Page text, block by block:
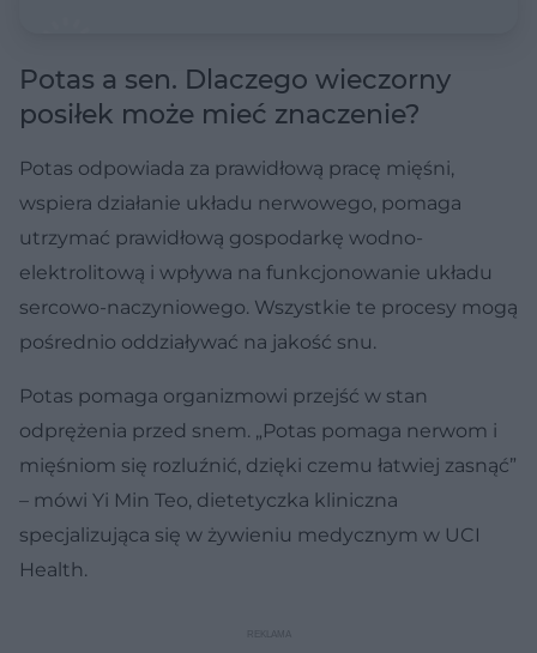
Potas a sen. Dlaczego wieczorny
posiłek może mieć znaczenie?
Potas odpowiada za prawidłową pracę mięśni,
wspiera działanie układu nerwowego, pomaga
utrzymać prawidłową gospodarkę wodno-
elektrolitową i wpływa na funkcjonowanie układu
sercowo-naczyniowego. Wszystkie te procesy mogą
pośrednio oddziaływać na jakość snu.
Potas pomaga organizmowi przejść w stan
odprężenia przed snem. „Potas pomaga nerwom i
mięśniom się rozluźnić, dzięki czemu łatwiej zasnąć”
– mówi Yi Min Teo, dietetyczka kliniczna
specjalizująca się w żywieniu medycznym w UCI
Health.